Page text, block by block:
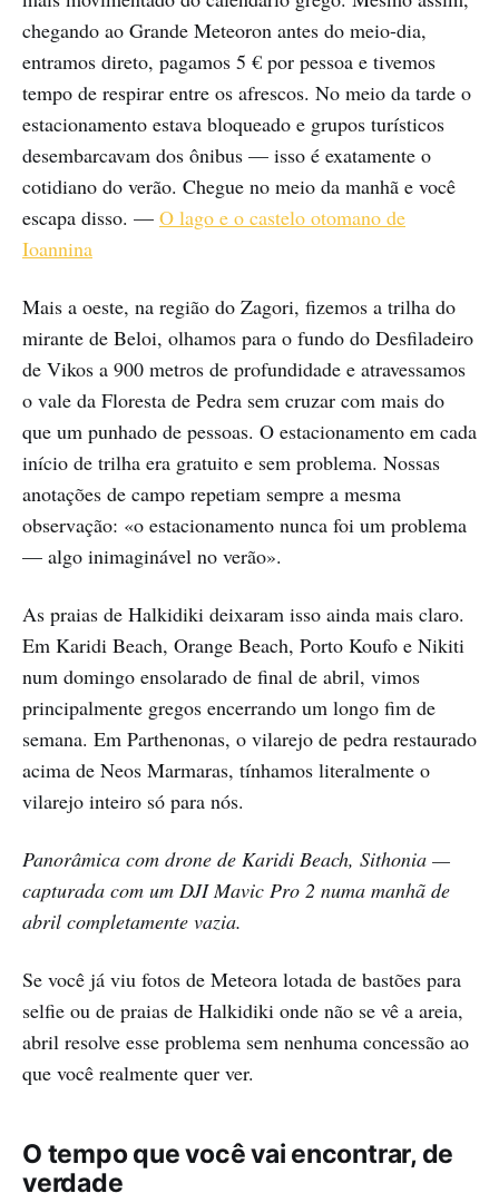
chegando ao Grande Meteoron antes do meio-dia,
entramos direto, pagamos 5 € por pessoa e tivemos
tempo de respirar entre os afrescos. No meio da tarde o
estacionamento estava bloqueado e grupos turísticos
desembarcavam dos ônibus — isso é exatamente o
cotidiano do verão. Chegue no meio da manhã e você
escapa disso. — O lago e o castelo otomano de
Ioannina
Mais a oeste, na região do Zagori, fizemos a trilha do
mirante de Beloi, olhamos para o fundo do Desfiladeiro
de Vikos a 900 metros de profundidade e atravessamos
o vale da Floresta de Pedra sem cruzar com mais do
que um punhado de pessoas. O estacionamento em cada
início de trilha era gratuito e sem problema. Nossas
anotações de campo repetiam sempre a mesma
observação: «o estacionamento nunca foi um problema
— algo inimaginável no verão».
As praias de Halkidiki deixaram isso ainda mais claro.
Em Karidi Beach, Orange Beach, Porto Koufo e Nikiti
num domingo ensolarado de final de abril, vimos
principalmente gregos encerrando um longo fim de
semana. Em Parthenonas, o vilarejo de pedra restaurado
acima de Neos Marmaras, tínhamos literalmente o
vilarejo inteiro só para nós.
Panorâmica com drone de Karidi Beach, Sithonia —
capturada com um DJI Mavic Pro 2 numa manhã de
abril completamente vazia.
Se você já viu fotos de Meteora lotada de bastões para
selfie ou de praias de Halkidiki onde não se vê a areia,
abril resolve esse problema sem nenhuma concessão ao
que você realmente quer ver.
O tempo que você vai encontrar, de
verdade